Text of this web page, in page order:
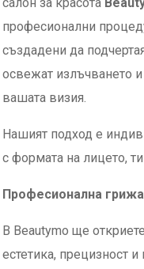
салон за красота
професионални
създадени да
освежат излъчването
вашата визия.
Нашият подход е
с формата на лицето,
Професионална
В Beautymo ще
естетика, прецизност